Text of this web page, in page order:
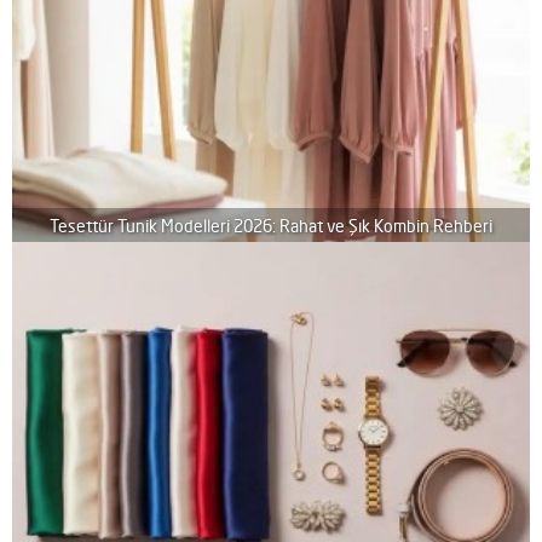
Tesettür Tunik Modelleri 2026: Rahat ve Şık Kombin Rehberi